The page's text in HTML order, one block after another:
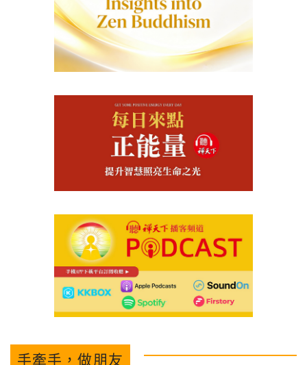
手牽手，做朋友